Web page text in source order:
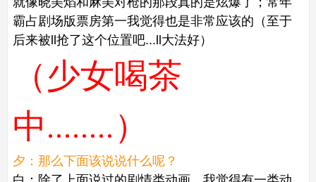
霸占剧场版票房第一我觉得也是非常应该的（至于
后来被ll抢了这个位置吧...ll大法好）
（少女喝茶
中........）
夕：那么下面该说说什么呢？